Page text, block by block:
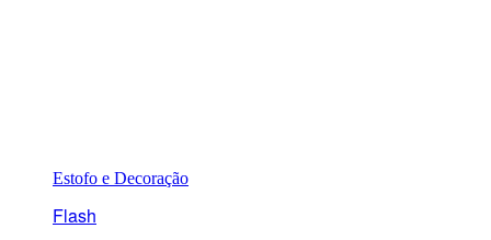
Estofo e Decoração
Flash